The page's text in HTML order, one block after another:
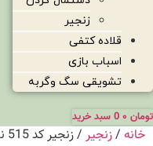
زنجیر
قلاده کتفی
اسباب بازی
تشویقی سگ وگربه
تومان 0 سبد خرید
خانه /زنجیر / زنجیر کد 515 نقره ای